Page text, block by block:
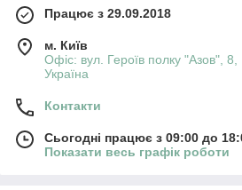
Працює з 29.09.2018
м. Київ
Офіс: вул. Героїв полку "Азов", 8,
Україна
Контакти
Сьогодні працює з 09:00 до
Показати весь графік роботи